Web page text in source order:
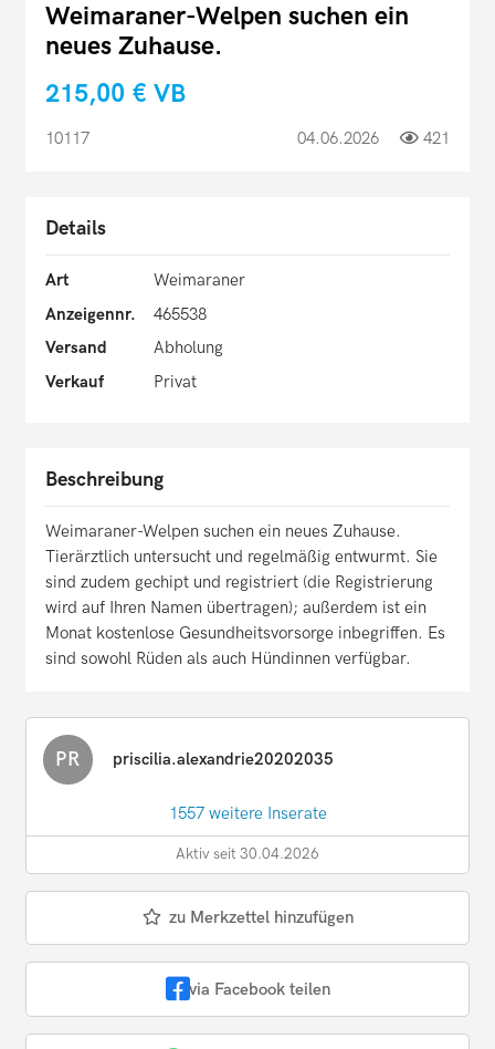
Weimaraner-Welpen suchen ein
neues Zuhause.
215,00 € VB
10117 04.06.2026 421
Details
Art
Weimaraner
Anzeigennr.
465538
Versand
Abholung
Verkauf
Privat
Beschreibung
Weimaraner-Welpen suchen ein neues Zuhause.
Tierärztlich untersucht und regelmäßig entwurmt. Sie
sind zudem gechipt und registriert (die Registrierung
wird auf Ihren Namen übertragen); außerdem ist ein
Monat kostenlose Gesundheitsvorsorge inbegriffen. Es
sind sowohl Rüden als auch Hündinnen verfügbar.
PR priscilia.alexandrie20202035
1557 weitere Inserate
Aktiv seit 30.04.2026
zu Merkzettel hinzufügen
via Facebook teilen